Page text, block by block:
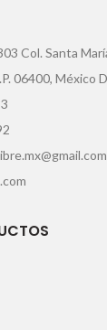
Col. Santa
06400, México